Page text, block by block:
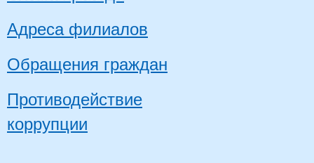
Адреса филиалов
Обращения граждан
Противодействие
коррупции